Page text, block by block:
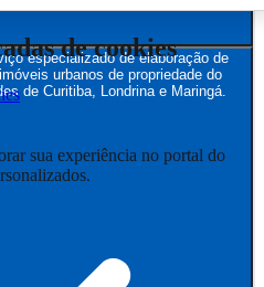
especializado de elaboração de
urbanos de propriedade do
de Curitiba, Londrina e Maringá.
de cookies
sua experiência no portal do